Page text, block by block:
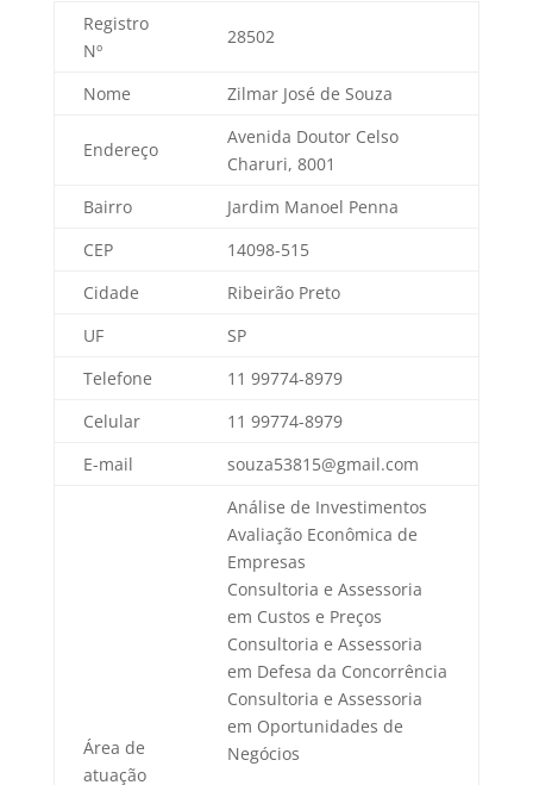
Registro
Nº
28502
Nome Zilmar José de Souza
Endereço
Avenida Doutor Celso
Charuri, 8001
Bairro
Jardim Manoel Penna
CEP
14098-515
Cidade
Ribeirão Preto
UF
SP
Telefone
11 99774-8979
Celular
11 99774-8979
E-mail
souza53815@gmail.com
Área de
atuação
Análise de Investimentos
Avaliação Econômica de
Empresas
Consultoria e Assessoria
em Custos e Preços
Consultoria e Assessoria
em Defesa da Concorrência
Consultoria e Assessoria
em Oportunidades de
Negócios